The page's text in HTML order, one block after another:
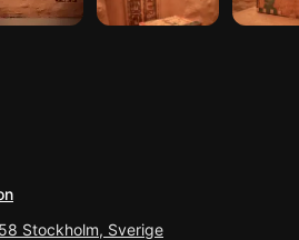
Stockholm, Sverige